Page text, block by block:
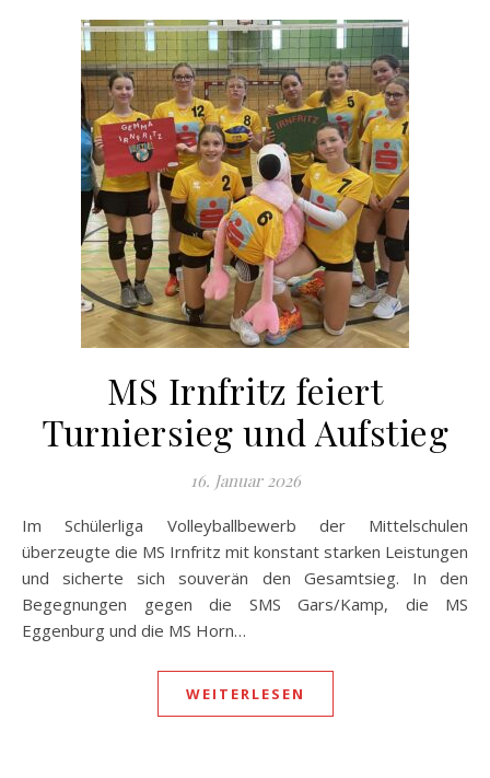
MS Irnfritz feiert
Turniersieg und Aufstieg
16. Januar 2026
Im Schülerliga Volleyballbewerb der Mittelschulen
überzeugte die MS Irnfritz mit konstant starken Leistungen
und sicherte sich souverän den Gesamtsieg. In den
Begegnungen gegen die SMS Gars/Kamp, die MS
Eggenburg und die MS Horn…
WEITERLESEN